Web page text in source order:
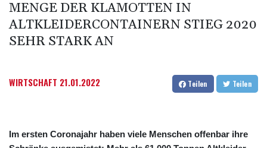
MENGE DER KLAMOTTEN IN
ALTKLEIDERCONTAINERN STIEG 2020
SEHR STARK AN
WIRTSCHAFT 21.01.2022 Teilen Teilen
Im ersten Coronajahr haben viele Menschen offenbar ihre